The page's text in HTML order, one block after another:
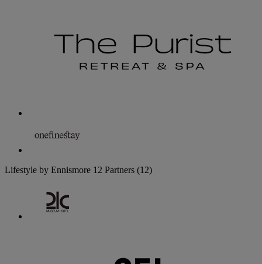
Lifestyle by Ennismore 12 Partners (12)